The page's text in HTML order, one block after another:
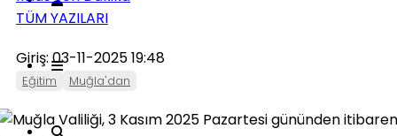
TÜM YAZILARI
Giriş: 03-11-2025 19:48
Eğitim Muğla'dan